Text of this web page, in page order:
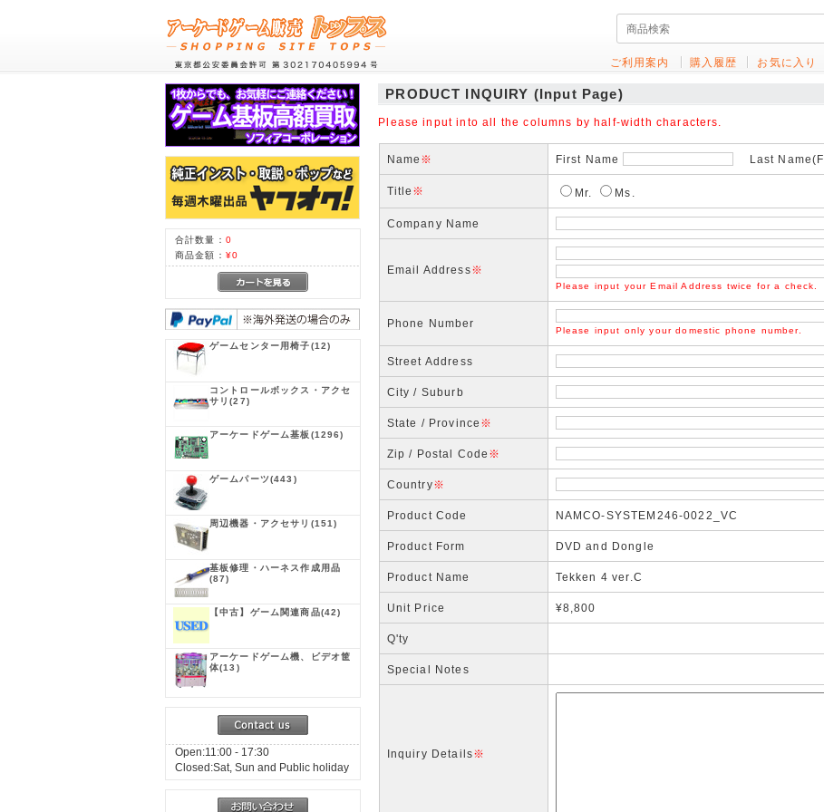
ご利用案内 購入履歴 お気に入り
合計数量： 0
商品金額： ¥0
ゲームセンター用椅子(12)
コントロールボックス・アクセ
サリ(27)
アーケードゲーム基板 (1296)
ゲームパーツ(443)
周辺機器・アクセサリ (151)
基板修理・ハーネス作成用品
(87)
【中古】ゲーム関連商品(42)
アーケードゲーム機、ビデオ筐
体(13)
Open:11:00 - 17:30
Closed:Sat, Sun and Public holiday
PRODUCT INQUIRY (Input Page)
Please input into all the columns by half-width characters.
Name ※ First Name Last
Title ※ Mr. Ms.
Company Name
Email Address※
Please input your Email Address twice for a check.
Phone Number
Please input only your domestic phone number.
Street Address
City / Suburb
State / Province ※
Zip / Postal Code ※
Country※
Product Code NAMCO-SYSTEM246-0022_VC
Product Form DVD and Dongle
Product Name Tekken 4 ver.C
Unit Price ¥8,800
Q'ty
Special Notes
Inquiry Details※